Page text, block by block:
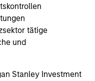
tätige
und
Stanley Investment